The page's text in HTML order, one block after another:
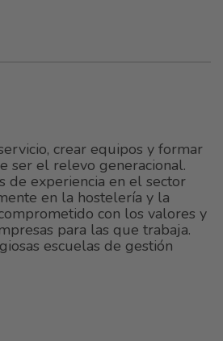
crear equipos y formar
ser el relevo generacional.
de experiencia en el sector
en la hostelería y la
con los valores y
para las que trabaja.
escuelas de gestión